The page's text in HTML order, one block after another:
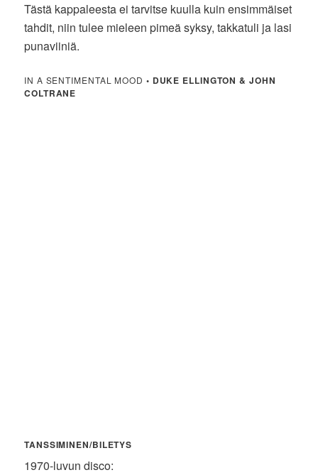
Tästä kappaleesta ei tarvitse kuulla kuin ensimmäiset
tahdit, niin tulee mieleen pimeä syksy, takkatuli ja lasi
punaviiniä.
IN A SENTIMENTAL MOOD • DUKE ELLINGTON & JOHN
COLTRANE
TANSSIMINEN/BILETYS
1970-luvun disco: